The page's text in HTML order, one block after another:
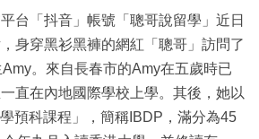
台「抖音」帳號「聰哥說留學」近日
身穿黑衫黑褲的網紅「聰哥」訪問了
。來自長春市的Amy在五歲時已
直在內地國際學校上學。其後，她以
預科課程」，簡稱IBDP，滿分為45